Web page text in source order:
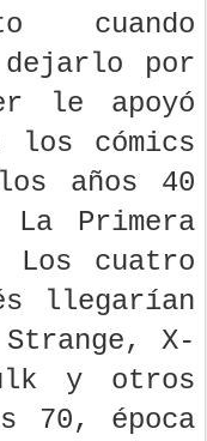
cuando
por
le apoyó
los cómics
años 40
Primera
Los cuatro
llegarían
X-
y otros
70, época